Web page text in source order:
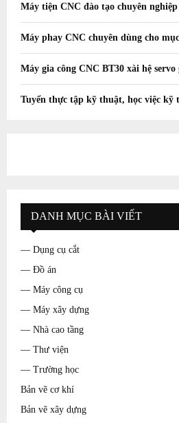
Máy tiện CNC đào tạo chuyên
Máy phay CNC chuyên dùng cho
Máy gia công CNC BT30 xài hệ
Tuyển thực tập kỹ thuật, học việc kỹ
DANH MỤC BÀI VIẾT
— Dụng cụ cắt
— Đồ án
— Máy công cụ
— Máy xây dựng
— Nhà cao tầng
— Thư viện
— Trường học
Bản vẽ cơ khí
Bản vẽ xây dựng